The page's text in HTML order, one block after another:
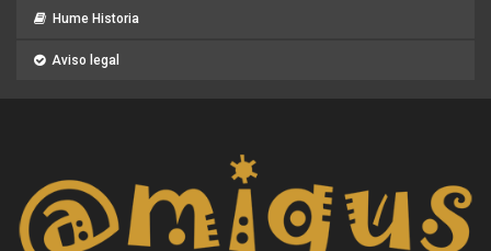
Hume Historia
Aviso legal